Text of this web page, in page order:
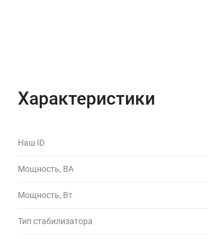
Характеристики
Наш ID
Мощность, ВА
Мощность, Вт
Тип стабилизатора